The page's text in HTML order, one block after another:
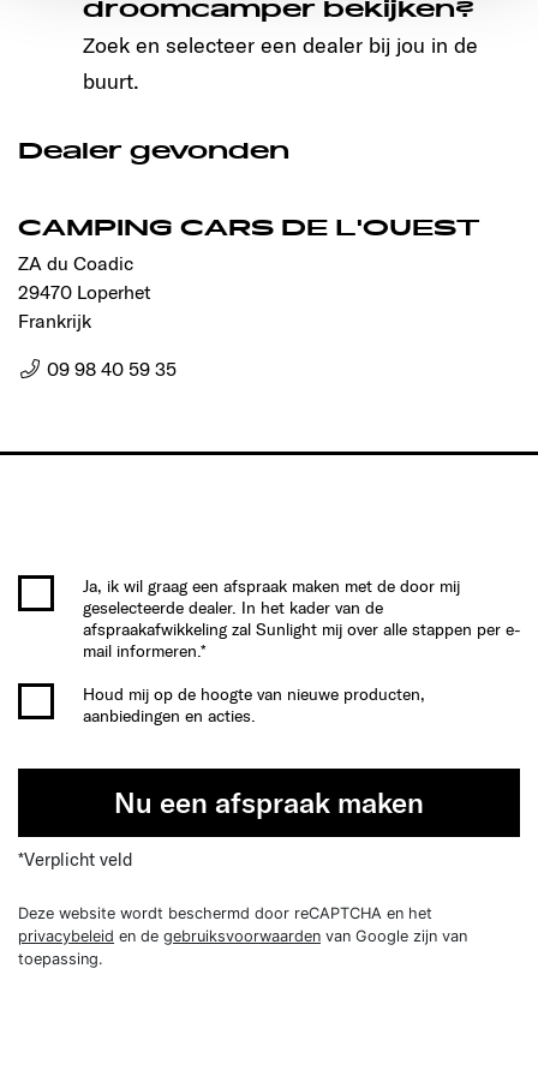
Ermöglichung der Seitennavigation erforderlich sind.
droomcamper bekijken?
Zoek en selecteer een dealer bij jou in de
buurt.
Dealer gevonden
CAMPING CARS DE L'OUEST
ZA du Coadic
29470 Loperhet
Frankrijk
09 98 40 59 35
Ja, ik wil graag een afspraak maken met de door mij
geselecteerde dealer. In het kader van de
afspraakafwikkeling zal Sunlight mij over alle stappen per e-
mail informeren.*
Houd mij op de hoogte van nieuwe producten,
aanbiedingen en acties.
Nu een afspraak maken
*Verplicht veld
Deze website wordt beschermd door reCAPTCHA en het
privacybeleid en de gebruiksvoorwaarden van Google zijn van
toepassing.